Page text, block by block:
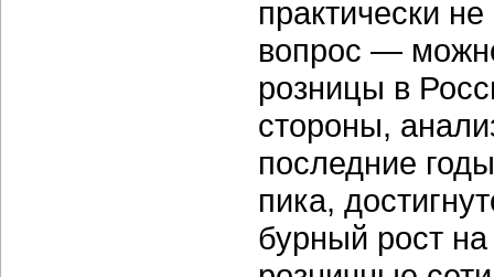
практически
вопрос —
розницы в
стороны,
последние
пика,
бурный рост